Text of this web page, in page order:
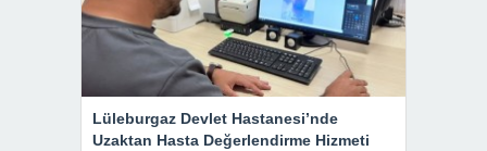
Lüleburgaz Devlet Hastanesi’nde
Uzaktan Hasta Değerlendirme Hizmeti